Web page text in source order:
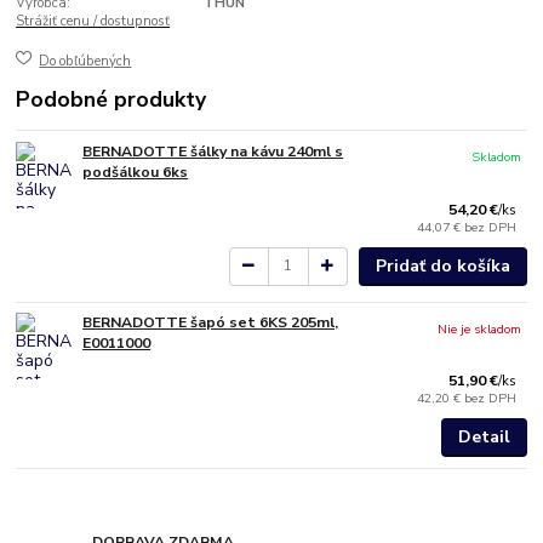
Strážiť cenu / dostupnosť
Do obľúbených
Podobné produkty
BERNADOTTE šálky na kávu 240ml s
podšálkou 6ks
54,20 €/ks
44,07 € bez DPH
Skladom
Pridať do košíka
BERNADOTTE šapó set 6KS 205ml,
E0011000
51,90 €/ks
42,20 € bez DPH
Nie je skladom
Detail